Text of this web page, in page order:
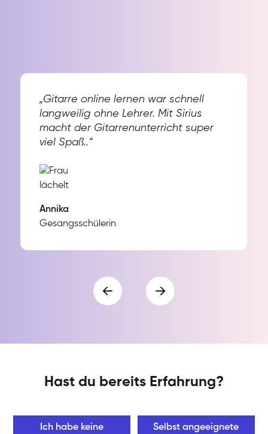
„Gitarre online lernen war schnell
langweilig ohne Lehrer. Mit Sirius
macht der Gitarrenunterricht super
viel Spaß..“
Annika
Gesangsschülerin
Hast du bereits Erfahrung?
Ich habe keine
Selbst angeeignete